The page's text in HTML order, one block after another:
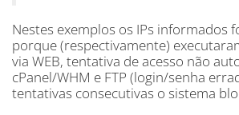
Nestes exemplos os IPs informados
porque (respectivamente)
via WEB, tentativa de acesso não
cPanel/WHM e FTP (login/senha
tentativas consecutivas o sistema